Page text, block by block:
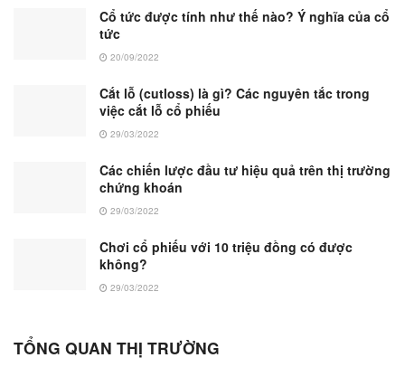
Cổ tức được tính như thế nào? Ý nghĩa của cổ
tức
20/09/2022
Cắt lỗ (cutloss) là gì? Các nguyên tắc trong
việc cắt lỗ cổ phiếu
29/03/2022
Các chiến lược đầu tư hiệu quả trên thị trường
chứng khoán
29/03/2022
Chơi cổ phiếu với 10 triệu đồng có được
không?
29/03/2022
TỔNG QUAN THỊ TRƯỜNG